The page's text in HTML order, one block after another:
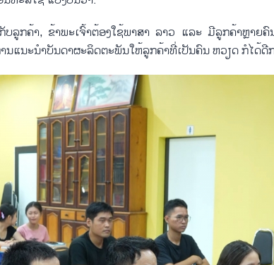
ບ​ລູກ​ຄ້າ, ຂ້າ​ພະ​ເຈົ້າ​ຕ້ອງ​ໃຊ້ພາ​ສາ ລາວ ແລະ ມີ​ລູກ​ຄ້າຫຼາຍ​
ແນະ​ນຳ​ບັນ​ດາ​ຜ​ະ​ລິດ​ຕະ​ພັນ​ໃຫ້​​ລູກ​ຄ້າ​ທີ່​ເປັນ​ຄົນ ຫວຽດ​ ກໍ​ໄດ້ດີກ